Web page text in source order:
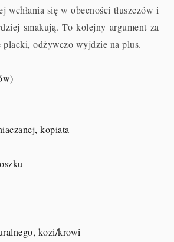
wchłania się w obecności tłuszczów i
smakują. To kolejny argument za
placki, odżywczo wyjdzie na plus.
kopiata
kozi/krowi